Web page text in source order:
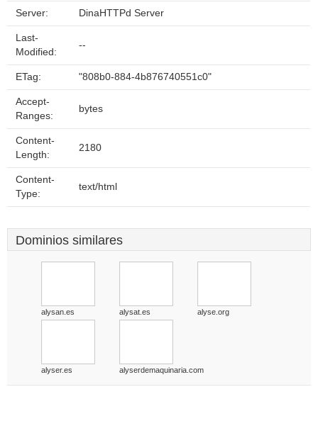
Server: DinaHTTPd Server
Last-
Modified:
--
ETag: "808b0-884-4b876740551c0"
Accept-
Ranges:
bytes
Content-
Length:
2180
Content-
Type:
text/html
Dominios similares
alysan.es alysat.es alyse.org
alyser.es alyserdemaquinaria.com